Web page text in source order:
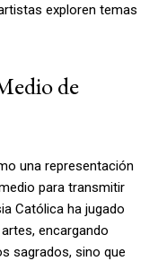
exploren temas
de
una representación
para transmitir
Católica ha jugado
encargando
sagrados, sino que